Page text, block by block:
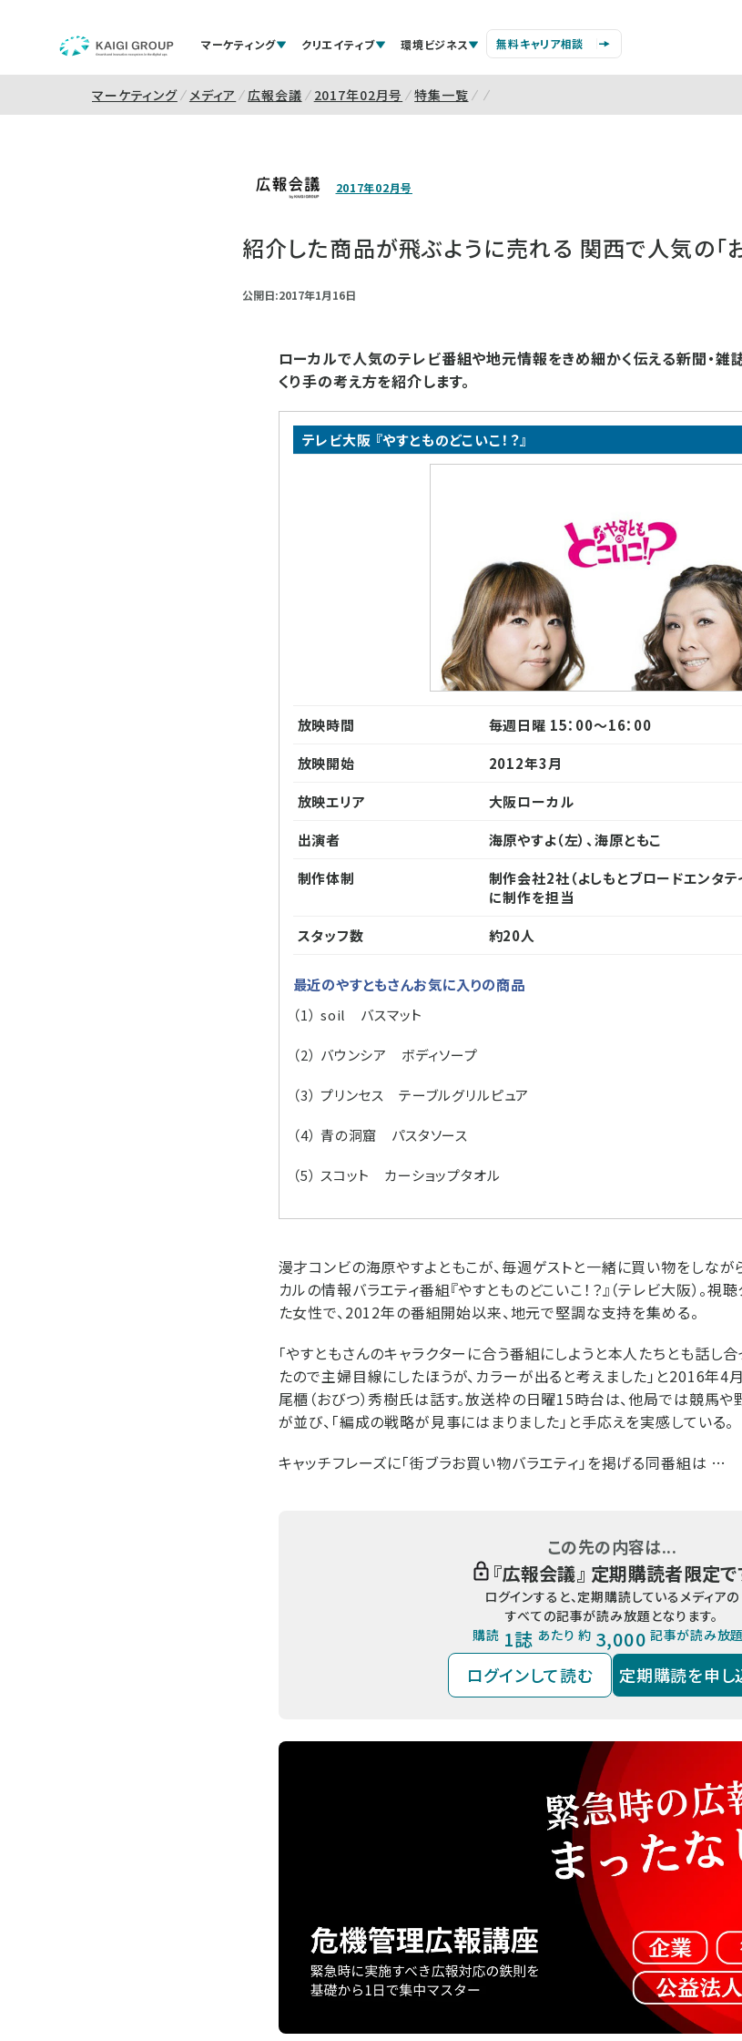
マーケティング クリエイティブ 環境ビジネス 無料キャリア相談
マーケティング メディア 広報会議 2017年02月号 特集一覧
2017年02月号
紹介した商品が飛ぶように売れる 関西で人気の「
公開日:2017年1月16日
ローカルで人気のテレビ番組や地元情報をきめ細かく伝える新聞・雑
くり手の考え方を紹介します。
テレビ大阪 『やすとものどこいこ！？』
放映時間
毎週日曜 15：00～16：00
放映開始
2012年3月
放映エリア
大阪ローカル
出演者
海原やすよ（左）、海原ともこ
制作体制
制作会社2社（よしもとブロードエンタテ
に制作を担当
スタッフ数
約20人
最近のやすともさんお気に入りの商品
（1） soil バスマット
（2） バウンシア ボディソープ
（3） プリンセス テーブルグリルピュア
（4） 青の洞窟 パスタソース
（5） スコット カーショップタオル
漫才コンビの海原やすよともこが、毎週ゲストと一緒に買い物をしな
カルの情報バラエティ番組『やすとものどこいこ！？』（テレビ大阪）。
た女性で、2012年の番組開始以来、地元で堅調な支持を集める。
「やすともさんのキャラクターに合う番組にしようと本人たちとも話し
たので主婦目線にしたほうが、カラーが出ると考えました」と2016年4
尾櫃（おびつ）秀樹氏は話す。放送枠の日曜15時台は、他局では競馬や
が並び、「編成の戦略が見事にはまりました」と手応えを実感している。
キャッチフレーズに「街ブラお買い物バラエティ」を掲げる同番組は …
この先の内容は...
『広報会議』 定期購読者限定で
ログインすると、定期購読しているメディアの
すべての記事が読み放題となります。
購読 1誌 あたり 約 3,000 記事が読み放題
ログインして読む 定期購読を申し